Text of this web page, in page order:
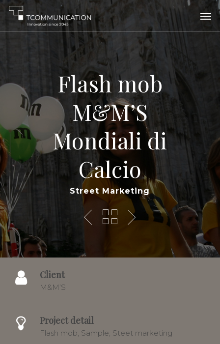
Skip
content
Flash mob
M&M’S
Mondiali di
Calcio
Street Marketing
Client
M&M’S
Project detail
Flash mob, Sample, Steet marketing